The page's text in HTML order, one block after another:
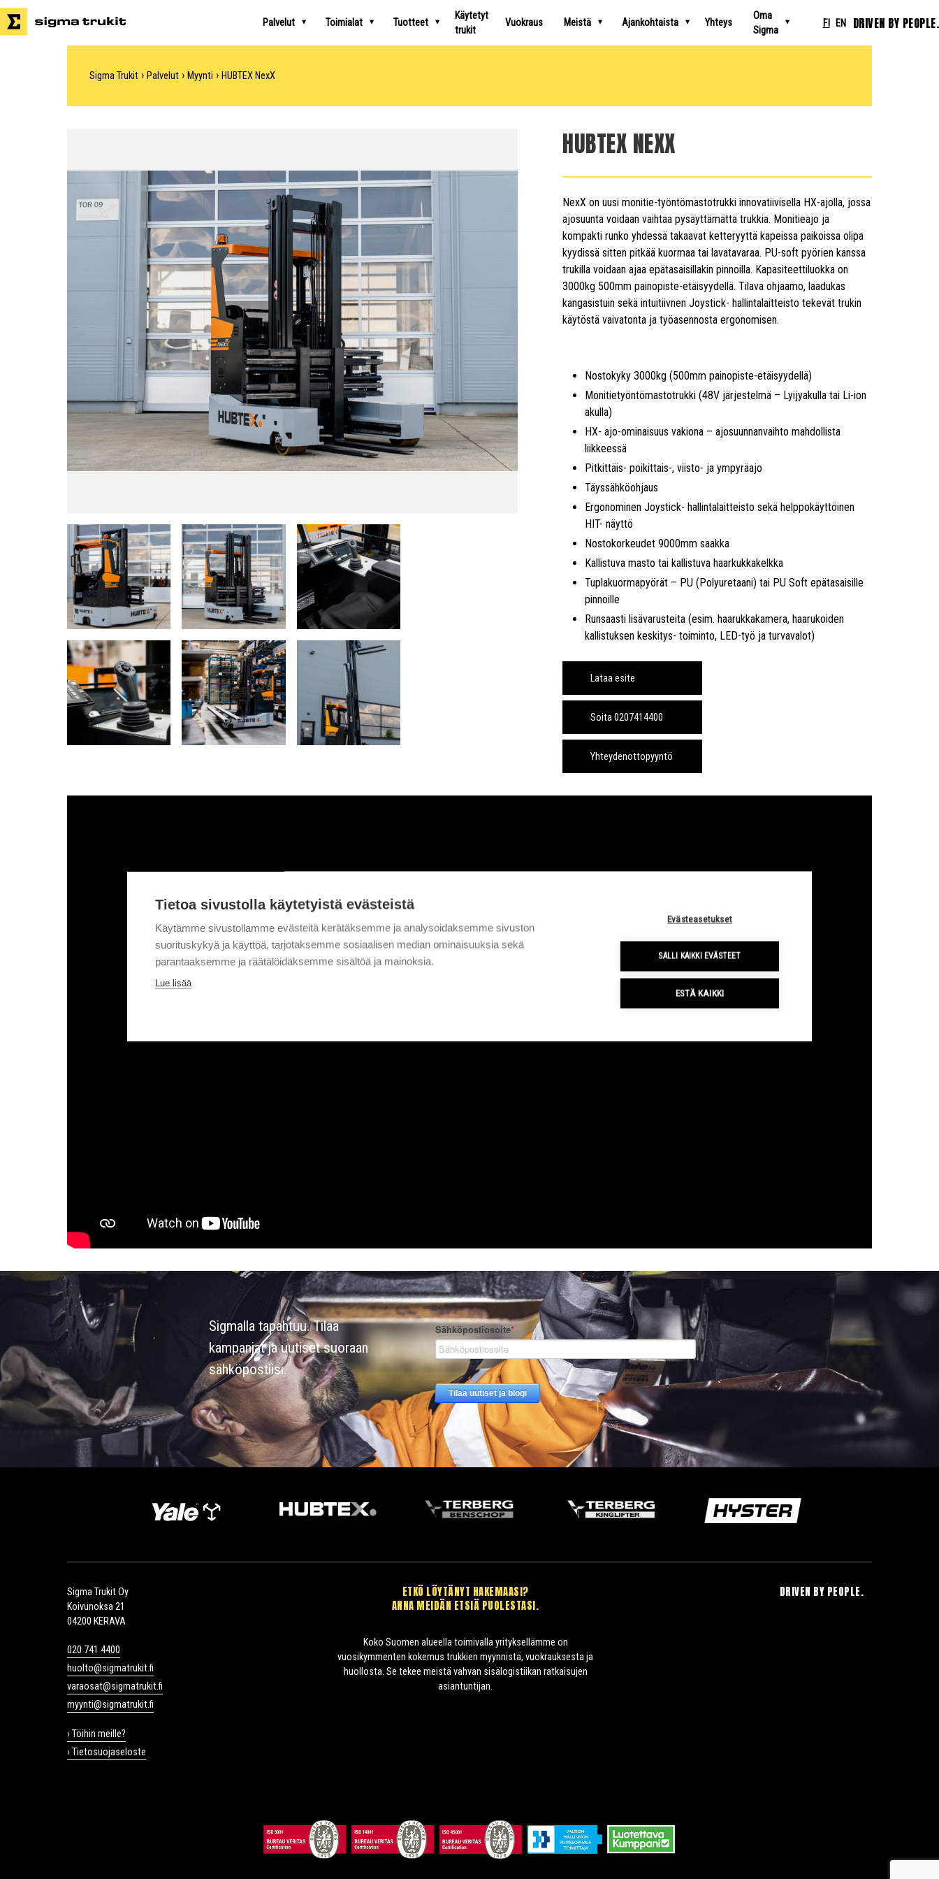
Palvelut Toimialat Tuotteet
Käytetyt
trukit
Vuokraus Meistä Ajankohtaista Yhteys
Oma
Sigma
FI EN DRIVEN BY PEOPLE.
Sigma Trukit › Palvelut › Myynti › HUBTEX NexX
HUBTEX NEXX
NexX on uusi monitie-työntömastotrukki innovatiivisella HX-ajolla, jossa
ajosuunta voidaan vaihtaa pysäyttämättä trukkia. Monitieajo ja
kompakti runko yhdessä takaavat ketteryyttä kapeissa paikoissa olipa
kyydissä sitten pitkää kuormaa tai lavatavaraa. PU-soft pyörien kanssa
trukilla voidaan ajaa epätasaisillakin pinnoilla. Kapasiteettiluokka on
3000kg 500mm painopiste-etäisyydellä. Tilava ohjaamo, laadukas
kangasistuin sekä intuitiivnen Joystick- hallintalaitteisto tekevät trukin
käytöstä vaivatonta ja työasennosta ergonomisen.
Nostokyky 3000kg (500mm painopiste-etäisyydellä)
Monitietyöntömastotrukki (48V järjestelmä – Lyijyakulla tai Li-ion
akulla)
HX- ajo-ominaisuus vakiona – ajosuunnanvaihto mahdollista
liikkeessä
Pitkittäis- poikittais-, viisto- ja ympyräajo
Täyssähköohjaus
Ergonominen Joystick- hallintalaitteisto sekä helppokäyttöinen
HIT- näyttö
Nostokorkeudet 9000mm saakka
Kallistuva masto tai kallistuva haarkukkakelkka
Tuplakuormapyörät – PU (Polyuretaani) tai PU Soft epätasaisille
pinnoille
Runsaasti lisävarusteita (esim. haarukkakamera, haarukoiden
kallistuksen keskitys- toiminto, LED-työ ja turvavalot)
Lataa esite
Soita 0207414400
Yhteydenottopyyntö
Sigmalla tapahtuu. Tilaa
kampanjat ja uutiset suoraan
sähköpostiisi.
Sigma Trukit Oy
Koivunoksa 21
04200 KERAVA
020 741 4400
huolto@sigmatrukit.fi
varaosat@sigmatrukit.fi
myynti@sigmatrukit.fi
› Töihin meille?
› Tietosuojaseloste
ETKÖ LÖYTÄNYT HAKEMAASI?
ANNA MEIDÄN ETSIÄ PUOLESTASI.
Koko Suomen alueella toimivalla yrityksellämme on
vuosikymmenten kokemus trukkien myynnistä, vuokrauksesta ja
huollosta. Se tekee meistä vahvan sisälogistiikan ratkaisujen
asiantuntijan.
DRIVEN BY PEOPLE.
Tietoa sivustolla käytetyistä evästeistä
Käytämme sivustollamme evästeitä kerätäksemme ja analysoidaksemme sivuston
suorituskykyä ja käyttöä, tarjotaksemme sosiaalisen median ominaisuuksia sekä
parantaaksemme ja räätälöidäksemme sisältöä ja mainoksia.
Lue lisää
Evästeasetukset
SALLI KAIKKI EVÄSTEET
ESTÄ KAIKKI